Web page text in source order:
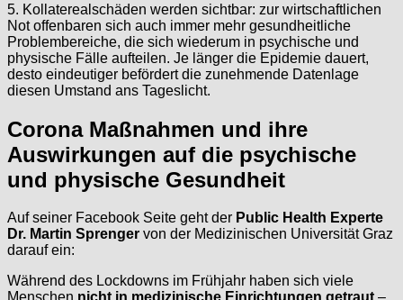
5. Kollaterealschäden werden sichtbar: zur wirtschaftlichen
Not offenbaren sich auch immer mehr gesundheitliche
Problembereiche, die sich wiederum in psychische und
physische Fälle aufteilen. Je länger die Epidemie dauert,
desto eindeutiger befördert die zunehmende Datenlage
diesen Umstand ans Tageslicht.
Corona Maßnahmen und ihre
Auswirkungen auf die psychische
und physische Gesundheit
Auf seiner Facebook Seite geht der Public Health Experte
Dr. Martin Sprenger von der Medizinischen Universität Graz
darauf ein:
Während des Lockdowns im Frühjahr haben sich viele